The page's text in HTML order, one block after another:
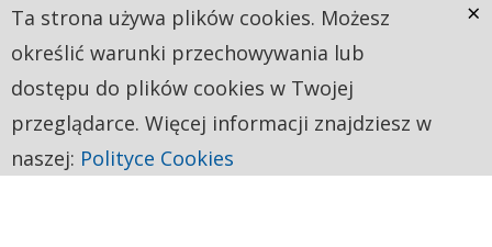
Ta strona używa plików cookies. Możesz
określić warunki przechowywania lub
dostępu do plików cookies w Twojej
przeglądarce. Więcej informacji znajdziesz w
naszej: Polityce Cookies
×